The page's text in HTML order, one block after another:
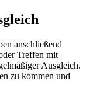
anschließend
Treffen mit
Ausgleich.
zu kommen und